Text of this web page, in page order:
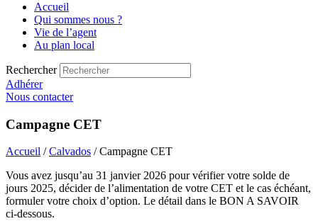
Accueil
Qui sommes nous ?
Vie de l’agent
Au plan local
Rechercher
Adhérer
Nous contacter
Campagne CET
Accueil /Calvados / Campagne CET
Vous avez jusqu’au 31 janvier 2026 pour vérifier votre solde de
jours 2025, décider de l’alimentation de votre CET et le cas échéant,
formuler votre choix d’option. Le détail dans le BON A SAVOIR
ci-dessous.